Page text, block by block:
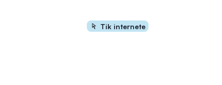
Tik internete